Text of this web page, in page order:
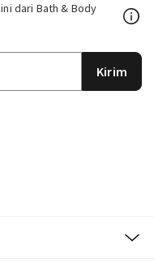
dari Bath & Body
Kirim